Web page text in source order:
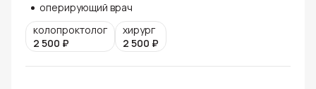
оперирующий врач
колопроктолог
2 500 ₽
хирург
2 500 ₽